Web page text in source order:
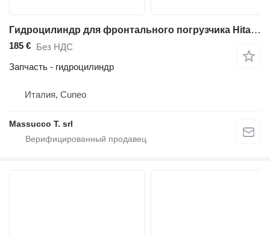
Гидроцилиндр для фронтального погрузчика Hitachi ZW250-6
185 € Без НДС
Запчасть - гидроцилиндр
Италия, Cuneo
Massucco T. srl